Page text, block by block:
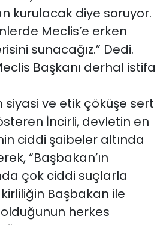
kurulacak diye soruyor.
Meclis’e erken
sunacağız.” Dedi.
Başkanı derhal istifa
siyasi ve etik çöküşe sert
İncirli, devletin en
ciddi şaibeler altında
“Başbakan’ın
çok ciddi suçlarla
kirliliğin Başbakan ile
herkes